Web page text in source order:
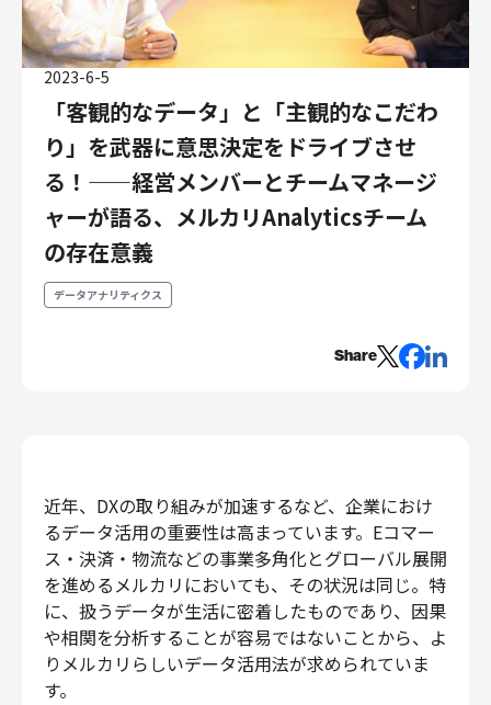
メルペイ
メルコイン
メルカリShops
メルカリR4Dラボ
AI/LLM
職種
エンジニアリング
エンジニアリング
セキュリティエンジニアリング
マーケティング・PR
プロダクトマネジメント
データアナリティクス
プロダクトデザイン
クリエイティブ
コーポレート
財務・経理
2023-6-5
「客観的なデータ」と「主観的なこだわ
り」を武器に意思決定をドライブさせ
る！——経営メンバーとチームマネージ
ャーが語る、メルカリAnalyticsチーム
の存在意義
データアナリティクス
Share
近年、DXの取り組みが加速するなど、企業におけ
るデータ活用の重要性は高まっています。Eコマー
ス・決済・物流などの事業多角化とグローバル展開
を進めるメルカリにおいても、その状況は同じ。特
に、扱うデータが生活に密着したものであり、因果
や相関を分析することが容易ではないことから、よ
りメルカリらしいデータ活用法が求められていま
す。